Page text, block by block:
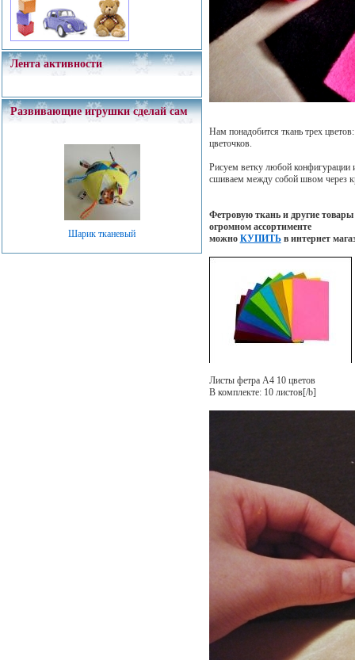
Лента активности
Развивающие игрушки сделай сам
Шарик тканевый
Нам понадобится ткань трех
цветочков.
Рисуем ветку любой конфигурации
сшиваем между собой швом через
Фетровую ткань и другие товары
огромном ассортименте
можно КУПИТЬв интернет
Листы фетра А4 10 цветов
В комплекте: 10 листов[/b]